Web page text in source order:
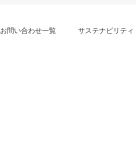
お問い合わせ一覧 サステナビリティ